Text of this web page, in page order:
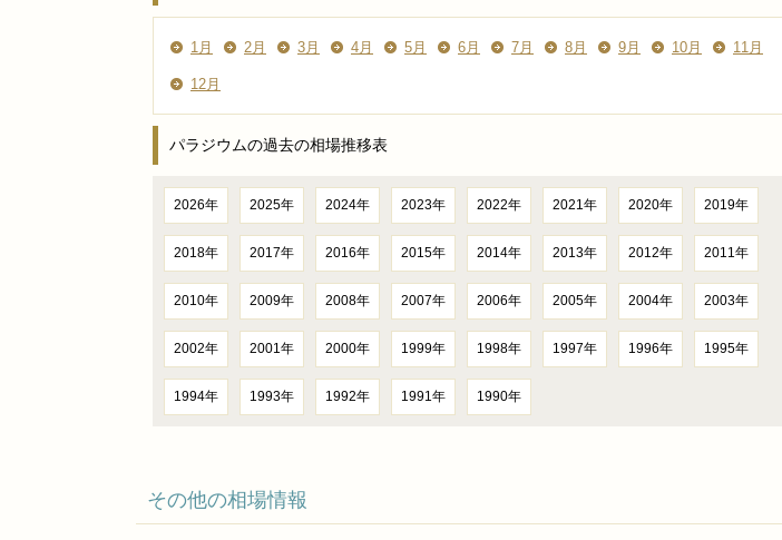
1月 2月 3月 4月 5月 6月 7月 8月 9月 10月 11月
12月
パラジウムの過去の相場推移表
2026年 2025年 2024年 2023年 2022年 2021年 2020年 2019年
2018年 2017年 2016年 2015年 2014年 2013年 2012年 2011年
2010年 2009年 2008年 2007年 2006年 2005年 2004年 2003年
2002年 2001年 2000年 1999年 1998年 1997年 1996年 1995年
1994年 1993年 1992年 1991年 1990年
その他の相場情報